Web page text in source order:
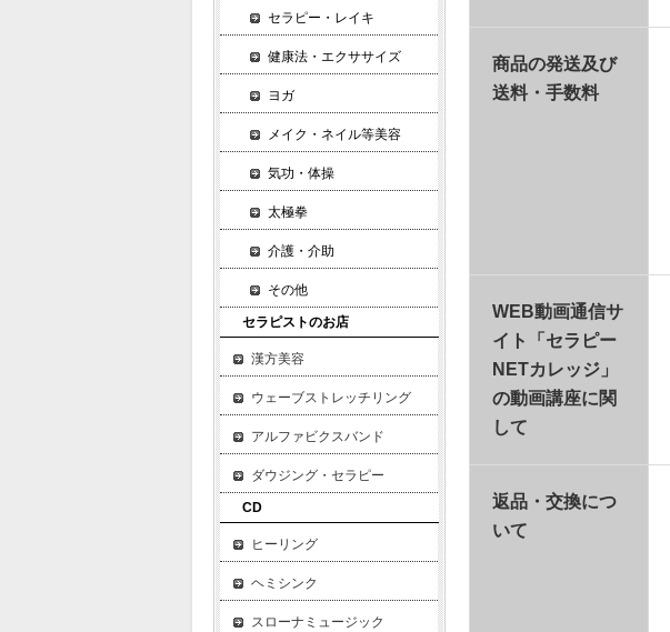
商品の発送及び
送料・手数料
WEB動画通信サ
イト「セラピー
NETカレッジ」
の動画講座に関
して
返品・交換につ
いて
セラピー・レイキ
健康法・エクササイズ
ヨガ
メイク・ネイル等美容
気功・体操
太極拳
介護・介助
その他
セラピストのお店
漢方美容
ウェーブストレッチリング
アルファビクスバンド
ダウジング・セラピー
CD
ヒーリング
ヘミシンク
スローナミュージック